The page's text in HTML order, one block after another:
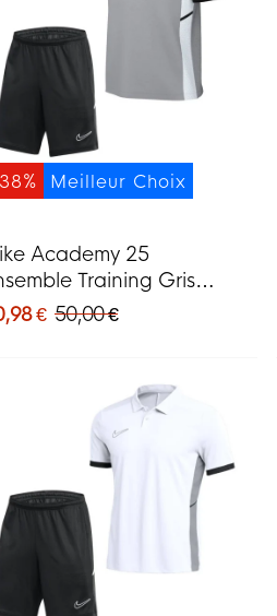
Meilleur Choix
Academy 25
Training Gris
Blanc
€ 50,00 €